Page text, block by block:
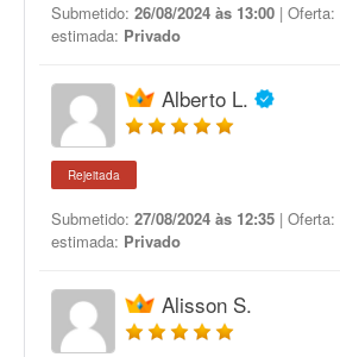
Submetido: 26/08/2024 às 13:00 | Oferta:
estimada: Privado
Alberto L.
Rejeitada
Submetido: 27/08/2024 às 12:35 | Oferta:
estimada: Privado
Alisson S.